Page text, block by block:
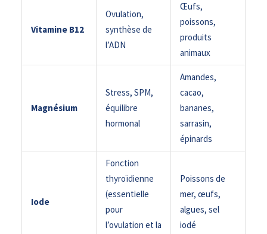
Vitamine B12
Ovulation,
synthèse de
l’ADN
Œufs,
poissons,
produits
animaux
Magnésium
Stress, SPM,
équilibre
hormonal
Amandes,
cacao,
bananes,
sarrasin,
épinards
Iode
Fonction
thyroïdienne
(essentielle
pour
l’ovulation et la
Poissons de
mer, œufs,
algues, sel
iodé